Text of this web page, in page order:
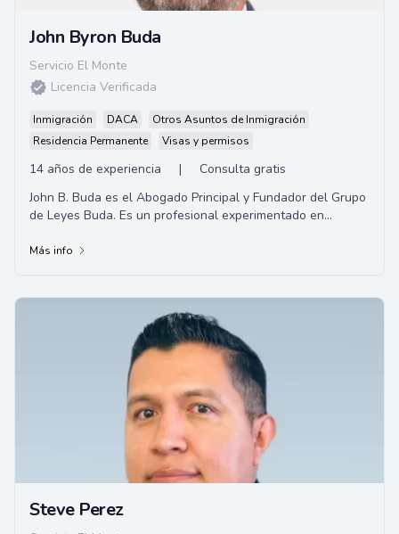
John Byron Buda
Servicio El Monte
Licencia Verificada
Inmigración DACA
Otros Asuntos de Inmigración
Residencia Permanente
Visas y permisos
14 años de experiencia |
Consulta gratis
John B. Buda es el Abogado Principal y Fundador del Grupo
de Leyes Buda. Es un profesional experimentado en
Más info
Steve Perez